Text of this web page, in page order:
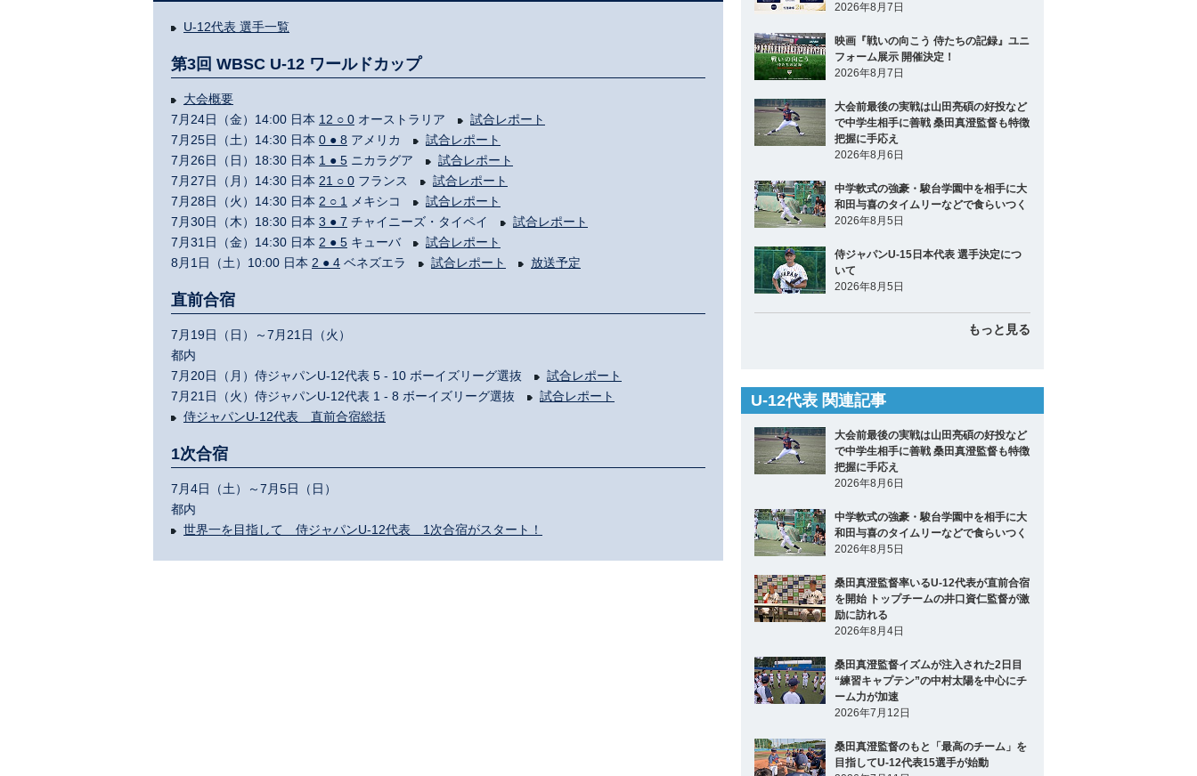
U-12代表 選手一覧
第3回 WBSC U-12 ワールドカップ
大会概要
7月24日（金）14:00 日本 12 ○ 0 オーストラリア
試合レポート
7月25日（土）14:30 日本 0 ● 8 アメリカ
試合レポート
7月26日（日）18:30 日本 1 ● 5 ニカラグア
試合レポート
7月27日（月）14:30 日本 21 ○ 0 フランス
試合レポート
7月28日（火）14:30 日本 2 ○ 1 メキシコ
試合レポート
7月30日（木）18:30 日本 3 ● 7 チャイニーズ・タイペイ
試合レポート
7月31日（金）14:30 日本 2 ● 5 キューバ
試合レポート
8月1日（土）10:00 日本 2 ● 4 ベネズエラ 試合レポート 放送予定
直前合宿
7月19日（日）～7月21日（火）
都内
7月20日（月）侍ジャパンU-12代表 5 - 10 ボーイズリーグ選抜
試合レポート
7月21日（火）侍ジャパンU-12代表 1 - 8 ボーイズリーグ選抜
試合レポート
侍ジャパンU-12代表 直前合宿総括
1次合宿
7月4日（土）～7月5日（日）
都内
世界一を目指して 侍ジャパンU-12代表 1次合宿がスタート！
2026年8月7日
映画『戦いの向こう 侍たちの記録』ユニ
フォーム展示 開催決定！
2026年8月7日
大会前最後の実戦は山田亮碩の好投など
で中学生相手に善戦 桑田真澄監督も特徴
把握に手応え
2026年8月6日
中学軟式の強豪・駿台学園中を相手に大
和田与喜のタイムリーなどで食らいつく
2026年8月5日
侍ジャパンU-15日本代表 選手決定につ
いて
2026年8月5日
もっと見る
U-12代表 関連記事
大会前最後の実戦は山田亮碩の好投など
で中学生相手に善戦 桑田真澄監督も特徴
把握に手応え
2026年8月6日
中学軟式の強豪・駿台学園中を相手に大
和田与喜のタイムリーなどで食らいつく
2026年8月5日
桑田真澄監督率いるU-12代表が直前合宿
を開始 トップチームの井口資仁監督が激
励に訪れる
2026年8月4日
桑田真澄監督イズムが注入された2日目
“練習キャプテン”の中村太陽を中心にチ
ーム力が加速
2026年7月12日
桑田真澄監督のもと「最高のチーム」を
目指してU-12代表15選手が始動